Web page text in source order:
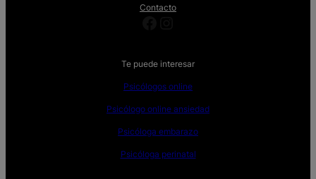
Contacto
Te puede interesar
Psicólogos online
Psicólogo online ansiedad
Psicóloga embarazo
Psicóloga perinatal